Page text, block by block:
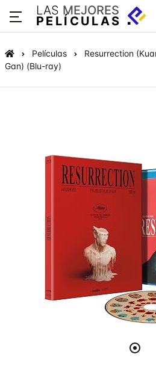
LAS MEJORES
PELÍCULAS
Películas
Resurrection
Gan) (Blu-ray)